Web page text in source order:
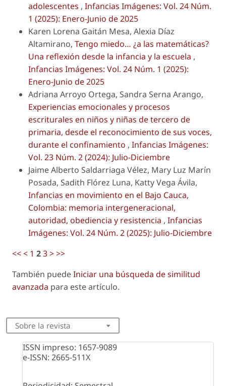
adolescentes , Infancias Imágenes: Vol. 24 Núm.
1 (2025): Enero-Junio de 2025
Karen Lorena Gaitán Mesa, Alexia Díaz
Altamirano, Tengo miedo… ¿a las matemáticas?
Una reflexión desde la infancia y la escuela ,
Infancias Imágenes: Vol. 24 Núm. 1 (2025):
Enero-Junio de 2025
Adriana Arroyo Ortega, Sandra Serna Arango,
Experiencias emocionales y procesos
escriturales en niños y niñas de tercero de
primaria, desde el reconocimiento de sus voces,
durante el confinamiento , Infancias Imágenes:
Vol. 23 Núm. 2 (2024): Julio-Diciembre
Jaime Alberto Saldarriaga Vélez, Mary Luz Marín
Posada, Sadith Flórez Luna, Katty Vega Ávila,
Infancias en movimiento en el Bajo Cauca,
Colombia: memoria intergeneracional,
autoridad, obediencia y resistencia , Infancias
Imágenes: Vol. 24 Núm. 2 (2025): Julio-Diciembre
<<< 1 23>>>
También puedeIniciar una búsqueda de similitud
avanzada para este artículo.
Sobre la revista
ISSN impreso: 1657-9089
e-ISSN: 2665-511X